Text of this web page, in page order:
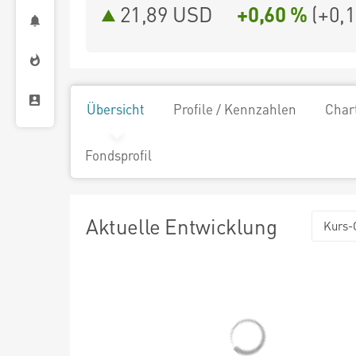
21,89 USD +0,60 % (
Übersicht Profile / Kennzahlen
Fondsprofil
Aktuelle Entwicklung Kurs-